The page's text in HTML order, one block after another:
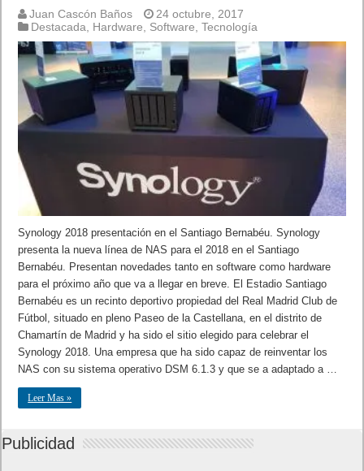
Juan Cascón Baños
24 octubre, 2017
Destacada
Hardware Software ,Tecnología
Synology 2018 presentación en el Santiago Bernabéu. Synology
presenta la nueva línea de NAS para el 2018 en el Santiago
Bernabéu. Presentan novedades tanto en software como hardware
para el próximo año que va a llegar en breve. El Estadio Santiago
Bernabéu es un recinto deportivo propiedad del Real Madrid Club de
Fútbol, situado en pleno Paseo de la Castellana, en el distrito de
Chamartín de Madrid y ha sido el sitio elegido para celebrar el
Synology 2018. Una empresa que ha sido capaz de reinventar los
NAS con su sistema operativo DSM 6.1.3 y que se a adaptado a …
Leer Mas »
Publicidad